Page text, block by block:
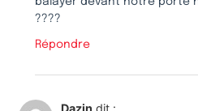
????
Répondre